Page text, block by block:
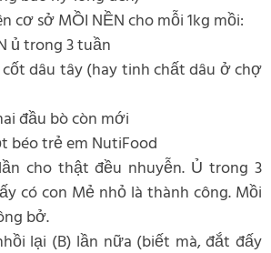
cơ sở MỒI NỀN cho mỗi 1kg mồi:
ủ trong 3 tuần
dâu tây (hay tinh chất dâu ở chợ
đầu bò còn mới
béo trẻ em NutiFood
cho thật đều nhuyễn. Ủ trong 3
có con Mẻ nhỏ là thành công. Mồi
bở.
lại (B) lần nữa (biết mà, đắt đấy